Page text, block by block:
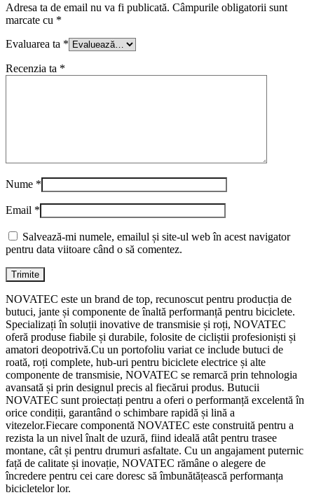
Adresa ta de email nu va fi publicată. Câmpurile obligatorii sunt
marcate cu *
Evaluarea ta *
Recenzia ta *
Nume *
Email *
Salvează-mi numele, emailul și site-ul web în acest navigator
pentru data viitoare când o să comentez.
NOVATEC este un brand de top, recunoscut pentru producția de
butuci, jante și componente de înaltă performanță pentru biciclete.
Specializați în soluții inovative de transmisie și roți, NOVATEC
oferă produse fiabile și durabile, folosite de cicliștii profesioniști și
amatori deopotrivă.Cu un portofoliu variat ce include butuci de
roată, roți complete, hub-uri pentru biciclete electrice și alte
componente de transmisie, NOVATEC se remarcă prin tehnologia
avansată și prin designul precis al fiecărui produs. Butucii
NOVATEC sunt proiectați pentru a oferi o performanță excelentă în
orice condiții, garantând o schimbare rapidă și lină a
vitezelor.Fiecare componentă NOVATEC este construită pentru a
rezista la un nivel înalt de uzură, fiind ideală atât pentru trasee
montane, cât și pentru drumuri asfaltate. Cu un angajament puternic
față de calitate și inovație, NOVATEC rămâne o alegere de
încredere pentru cei care doresc să îmbunătățească performanța
bicicletelor lor.